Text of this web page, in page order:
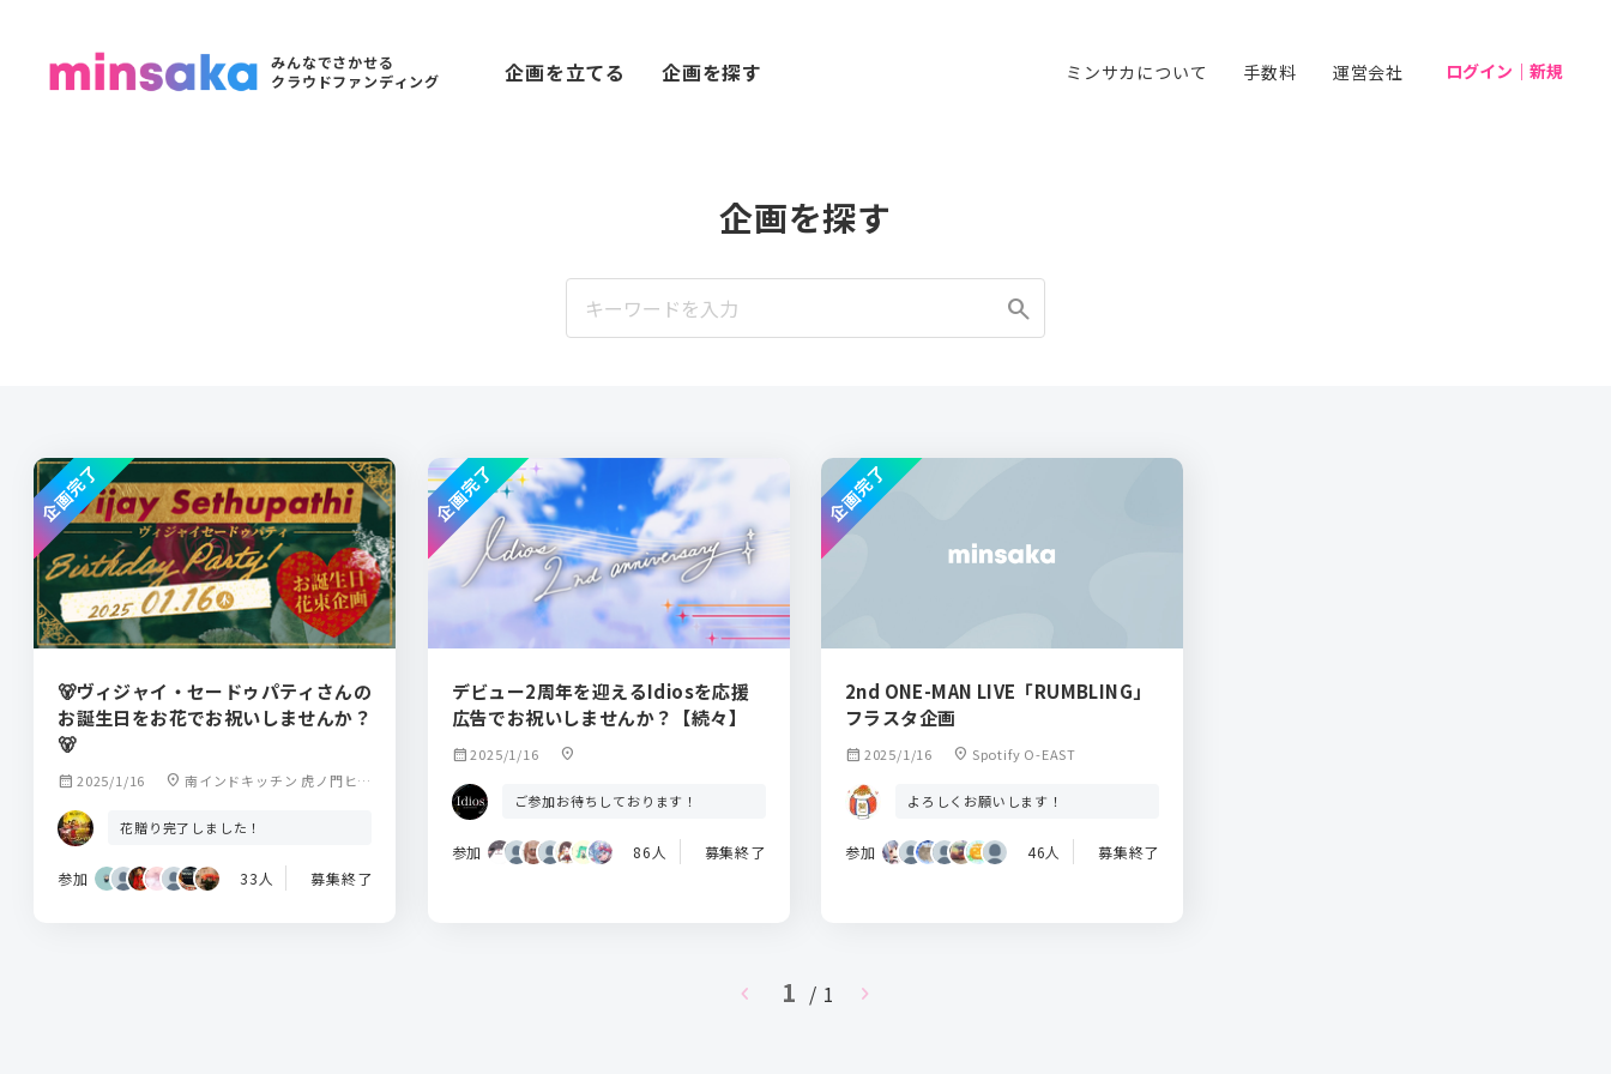
みんなでさかせる
クラウドファンディング
企画を立てる 企画を探す ミンサカについて 手数料 運営会社 ログイン｜新規
企画を探す
search
🐻ヴィジャイ・セードゥパティさんの
お誕生日をお花でお祝いしませんか？
🐻
calendar_month 2025/1/16 location_on 南インドキッチン 虎ノ門ヒル
花贈り完了しました！
参加 33人 募集終了
企画完了
デビュー2周年を迎えるIdiosを応援
広告でお祝いしませんか？【続々】
calendar_month2025/1/16 location_on
ご参加お待ちしております！
参加 86人 募集終了
企画完了
2nd ONE-MAN LIVE「RUMBLING」
フラスタ企画
calendar_month 2025/1/16 location_on Spotify O-EAST
よろしくお願いします！
参加 46人 募集終了
企画完了
chevron_left 1 / 1 chevron_right